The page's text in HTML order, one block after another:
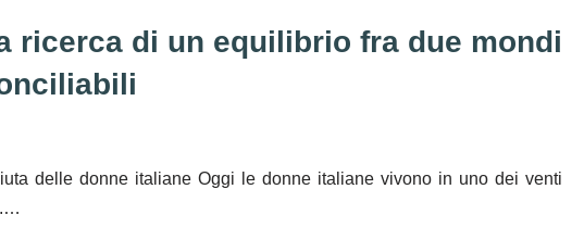
ricerca di un equilibrio fra due mondi
delle donne italiane Oggi le donne italiane vivono in uno dei venti